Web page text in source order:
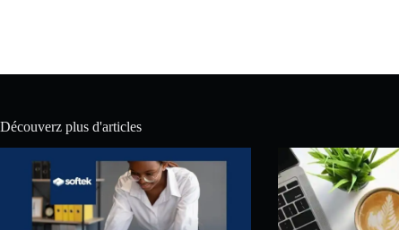
Découverz plus d'articles